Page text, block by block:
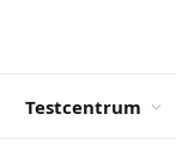
Testcentrum